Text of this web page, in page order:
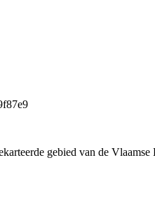
gebied van de Vlaamse